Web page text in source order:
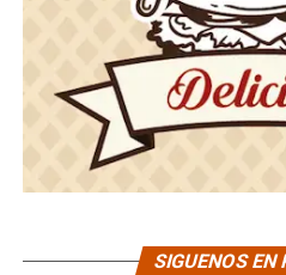
SIGUENOS EN